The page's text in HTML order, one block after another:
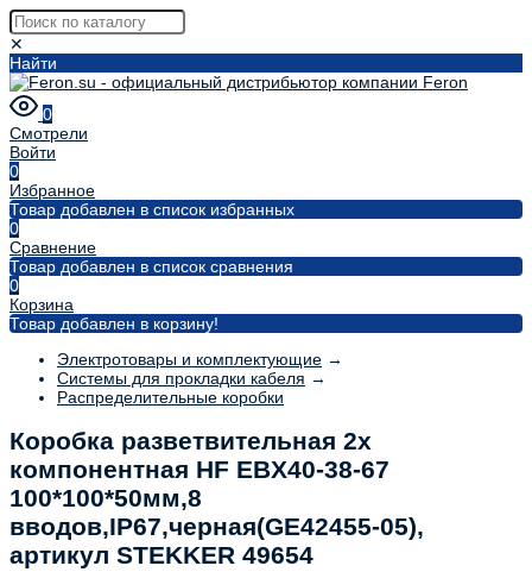
✕
Найти
0
Смотрели
Войти
0
Избранное
Товар добавлен в список избранных
0
Сравнение
Товар добавлен в список сравнения
0
Корзина
Товар добавлен в корзину!
Электротовары и комплектующие →
Системы для прокладки кабеля →
Распределительные коробки
Коробка разветвительная 2х
компонентная HF EBX40-38-67
100*100*50мм,8
вводов,IP67,черная(GE42455-05),
артикул STEKKER 49654